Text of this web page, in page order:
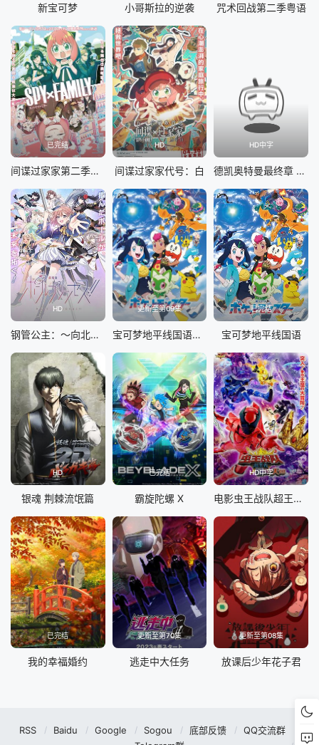
新宝可梦 小哥斯拉的逆袭 咒术回战第二季粤语
已完结
间谍过家家第二季国语
HD
间谍过家家代号：白
HD中字
德凯奥特曼最终章 向着旅途的彼岸……
HD
钢管公主：～向北极星许愿～
更新至第09集
宝可梦地平线国语第二季
已完结
宝可梦地平线国语
HD
银魂 荆棘流氓篇
已完结
霸旋陀螺 X
HD中字
电影虫王战队超王者：冒险天堂
已完结
我的幸福婚约
更新至第70集
逃走中大任务
更新至第08集
放课后少年花子君
RSS Baidu Google Sogou 底部反馈
QQ交流群